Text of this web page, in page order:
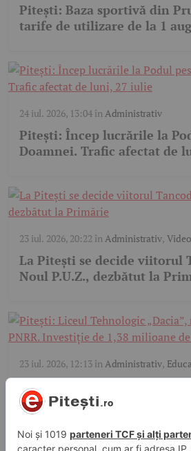
Pitești: Baza sportivă din
tarife de utilizare de la 1
24 iul. 2026, 13:04înAdministrativ
Pitești: Încep lucrările la
Doamnei. Trafic afectat de
23 iul. 2026, 20:22 înAdministrativ, Video
La Pitești se decide viitorul
Noul P.U.Z., dezbătut la
23 iul. 2026, 12:13înAdministrativ,
Pitești: Liceul Tehnologic
modernizat prin PNRR.
milioane de euro